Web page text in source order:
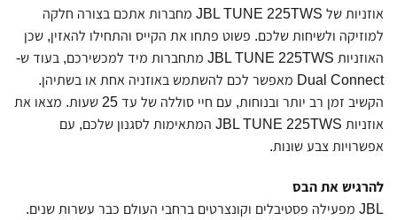
אוזניות של JBL TUNE 225TWS מחברות אתכם בצורה חלקה
למוזיקה ולשיחות שלכם. פשוט פתחו את הקייס והתחילו להאזין, שכן
האוזניות JBL TUNE 225TWS מתחברות מיד למכשירכם, בעוד ש-
Dual Connect מאפשר לכם להשתמש באוזניה אחת או בשתיהן.
הקשיב זמן רב יותר ובנוחות, עם חיי סוללה של עד 25 שעות. מצאו את
אוזניות JBL TUNE 225TWS המתאימות לסגנון שלכם, עם
אפשרויות צבע שונות.
להרגיש את הבס
JBL מפעילה פסטיבלים וקונצרטים ברחבי העולם כבר עשרות שנים.